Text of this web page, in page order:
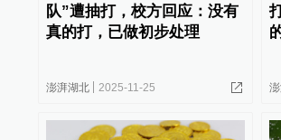
队”遭抽打，校方回应：没有
真的打，已做初步处理
澎湃湖北 2025-11-25